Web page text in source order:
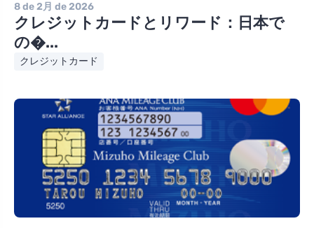
8 de 2月 de 2026
クレジットカードとリワード：日本で
の�...
クレジットカード